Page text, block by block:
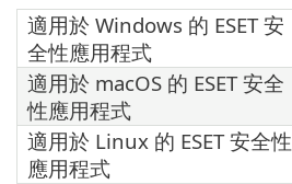
適用於 Windows 的 ESET 安
全性應用程式
適用於 macOS 的 ESET 安全
性應用程式
適用於 Linux 的 ESET 安全性
應用程式